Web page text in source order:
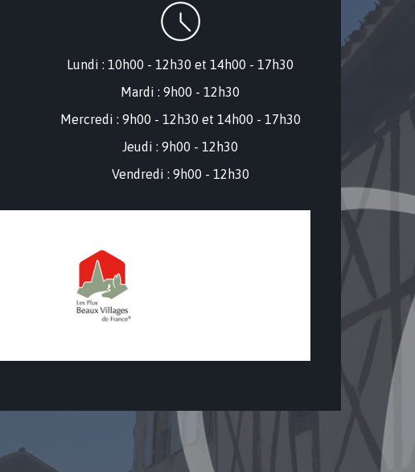
Lundi : 10h00 - 12h30 et 14h00 - 17h30
Mardi : 9h00 - 12h30
Mercredi : 9 h00 - 12h30 et 14h00 - 17h30
Jeudi : 9h00 - 12h30
Vendredi : 9h00 - 12h30